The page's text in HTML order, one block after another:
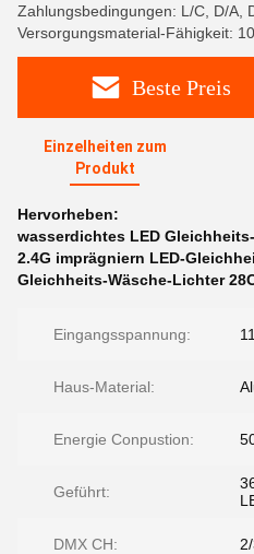
Zahlungsbedingungen: L/C, D/A,
Versorgungsmaterial-Fähigkeit:
Beste Preis
Einzelheiten zum
Produkt
Hervorheben:
wasserdichtes LED
2.4G imprägniern LED-
Gleichheits-Wäsche-Lichter
Eingangsspannung:
Haus-Material:
Energie Conpustion:
Geführt:
DMX CH: